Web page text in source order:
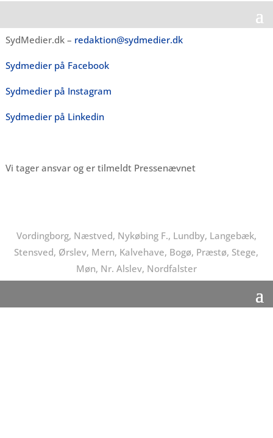
SydMedier.dk – redaktion@sydmedier.dk
Sydmedier på Facebook
Sydmedier på Instagram
Sydmedier på Linkedin
Vi tager ansvar og er tilmeldt Pressenævnet
Vordingborg, Næstved, Nykøbing F., Lundby, Langebæk,
Stensved, Ørslev, Mern, Kalvehave, Bogø, Præstø, Stege,
Møn, Nr. Alslev, Nordfalster